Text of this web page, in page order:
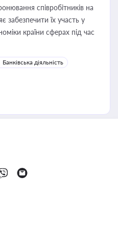
співробітників на
забезпечити їх участь у
країни сферах під час
Банківська діяльність